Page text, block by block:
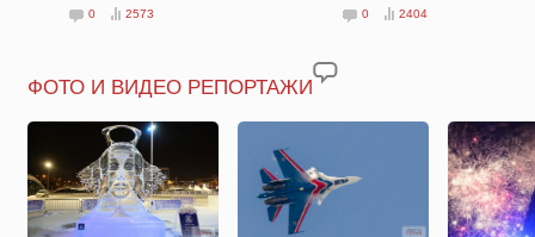
0 2573 0 2404
ФОТО И ВИДЕО РЕПОРТАЖИ